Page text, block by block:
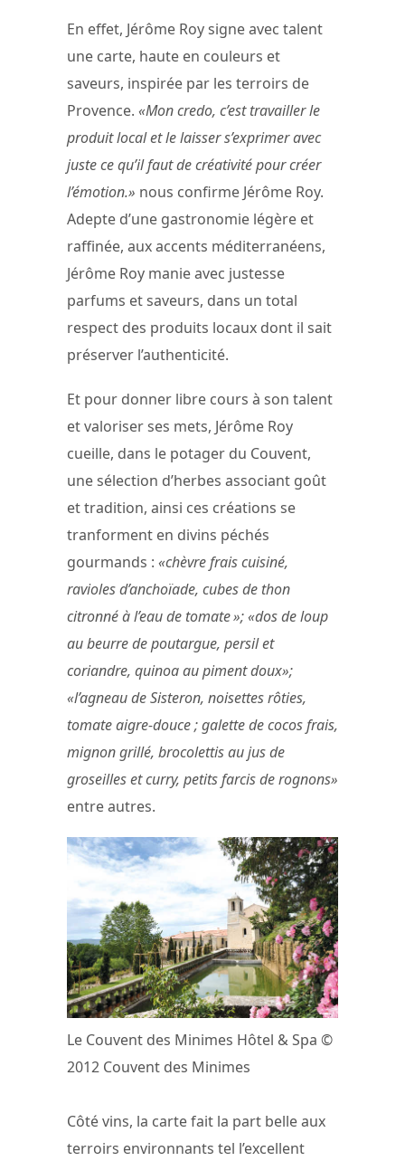
En effet, Jérôme Roy signe avec talent
une carte, haute en couleurs et
saveurs, inspirée par les terroirs de
Provence. «Mon credo, c’est travailler le
produit local et le laisser s’exprimer avec
juste ce qu’il faut de créativité pour créer
l’émotion.» nous confirme Jérôme Roy.
Adepte d’une gastronomie légère et
raffinée, aux accents méditerranéens,
Jérôme Roy manie avec justesse
parfums et saveurs, dans un total
respect des produits locaux dont il sait
préserver l’authenticité.
Et pour donner libre cours à son talent
et valoriser ses mets, Jérôme Roy
cueille, dans le potager du Couvent,
une sélection d’herbes associant goût
et tradition, ainsi ces créations se
tranforment en divins péchés
gourmands : «chèvre frais cuisiné,
ravioles d’anchoïade, cubes de thon
citronné à l’eau de tomate »; «dos de loup
au beurre de poutargue, persil et
coriandre, quinoa au piment doux»;
«l’agneau de Sisteron, noisettes rôties,
tomate aigre-douce ; galette de cocos frais,
mignon grillé, brocolettis au jus de
groseilles et curry, petits farcis de rognons»
entre autres.
Le Couvent des Minimes Hôtel & Spa ©
2012 Couvent des Minimes
Côté vins, la carte fait la part belle aux
terroirs environnants tel l’excellent